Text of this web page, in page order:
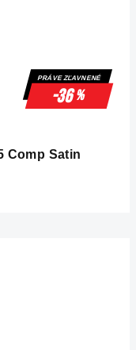
PRÁVE ZĽAVNENÉ
-36%
Comp Satin